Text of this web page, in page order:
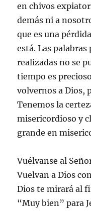
en chivos
demás ni a
que es una
está. Las
realizadas no se
tiempo es
volvernos a Dios,
Tenemos la
misericordioso y
grande en
Vuélvanse al
Vuelvan a Dios
Dios te mirará al
“Muy bien” para